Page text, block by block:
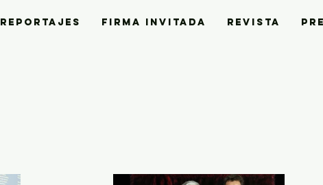
REPORTAJES FIRMA INVITADA REVISTA